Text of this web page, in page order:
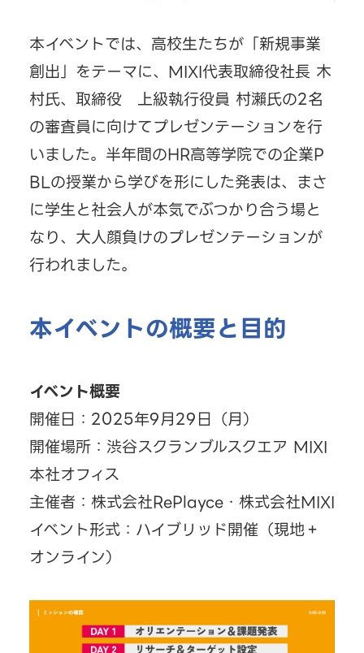
本イベントでは、高校生たちが「新規事業
創出」をテーマに、MIXI代表取締役社長 木
村氏、取締役 上級執行役員 村瀨氏の2名
の審査員に向けてプレゼンテーションを行
いました。半年間のHR高等学院での企業P
BLの授業から学びを形にした発表は、まさ
に学生と社会人が本気でぶつかり合う場と
なり、大人顔負けのプレゼンテーションが
行われました。
本イベントの概要と目的
イベント概要
開催日：2025年9月29日（月）
開催場所：渋谷スクランブルスクエア MIXI
本社オフィス
主催者：株式会社RePlayce・株式会社MIXI
イベント形式：ハイブリッド開催（現地＋
オンライン）